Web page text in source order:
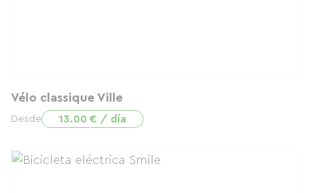
Vélo classique Ville
Desde 13.00 € / día